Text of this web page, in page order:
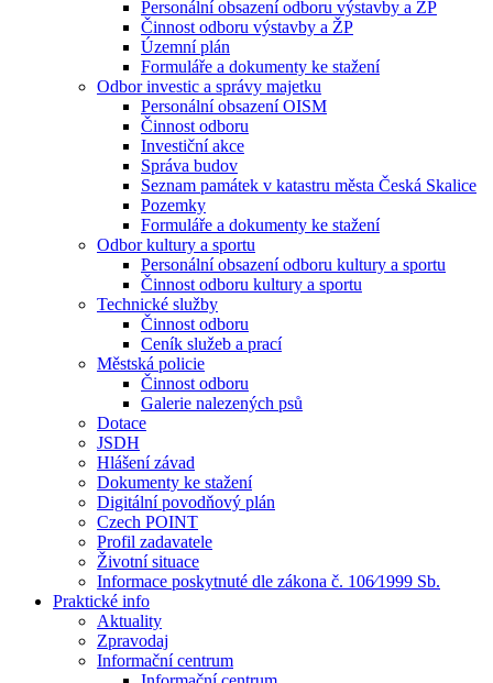
Personální obsazení odboru výstavby a ŽP
Činnost odboru výstavby a ŽP
Územní plán
Formuláře a dokumenty ke stažení
Odbor investic a správy majetku
Personální obsazení OISM
Činnost odboru
Investiční akce
Správa budov
Seznam památek v katastru města Česká Skalice
Pozemky
Formuláře a dokumenty ke stažení
Odbor kultury a sportu
Personální obsazení odboru kultury a sportu
Činnost odboru kultury a sportu
Technické služby
Činnost odboru
Ceník služeb a prací
Městská policie
Činnost odboru
Galerie nalezených psů
Dotace
JSDH
Hlášení závad
Dokumenty ke stažení
Digitální povodňový plán
Czech POINT
Profil zadavatele
Životní situace
Informace poskytnuté dle zákona č. 106⁄1999 Sb.
Praktické info
Aktuality
Zpravodaj
Informační centrum